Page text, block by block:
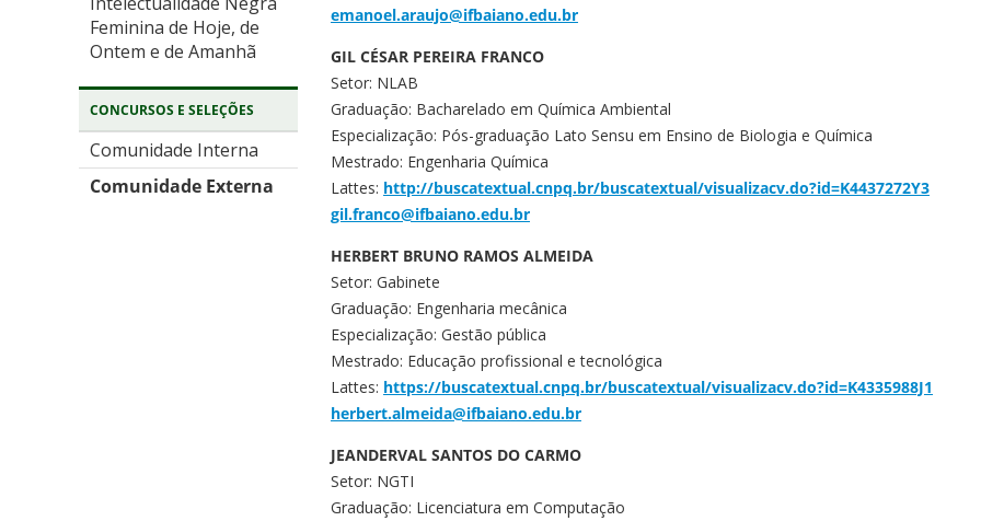
Feminina de Hoje, de
Ontem e de Amanhã
CONCURSOS E SELEÇÕES
Comunidade Interna
Comunidade Externa
emanoel.araujo@ifbaiano.edu.br
GIL CÉSAR PEREIRA FRANCO
Setor: NLAB
Graduação: Bacharelado em Química Ambiental
Especialização: Pós-graduação Lato Sensu em Ensino de Biologia e Química
Mestrado: Engenharia Química
Lattes: http://buscatextual.cnpq.br/buscatextual/visualizacv.do?id=K4437272Y3
gil.franco@ifbaiano.edu.br
HERBERT BRUNO RAMOS ALMEIDA
Setor: Gabinete
Graduação: Engenharia mecânica
Especialização: Gestão pública
Mestrado: Educação profissional e tecnológica
Lattes: https://buscatextual.cnpq.br/buscatextual/visualizacv.do?id=K4335988J1
herbert.almeida@ifbaiano.edu.br
JEANDERVAL SANTOS DO CARMO
Setor: NGTI
Graduação: Licenciatura em Computação